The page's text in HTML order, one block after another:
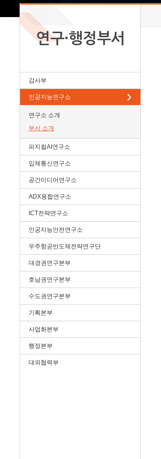
연구·행정부서
감사부
인공지능연구소
연구소 소개
부서 소개
피지컬AI연구소
입체통신연구소
공간미디어연구소
ADX융합연구소
ICT전략연구소
인공지능안전연구소
우주항공반도체전략연구단
대경권연구본부
호남권연구본부
수도권연구본부
기획본부
사업화본부
행정본부
대외협력부